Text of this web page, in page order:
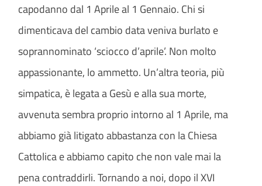
capodanno dal 1 Aprile al 1 Gennaio. Chi si
dimenticava del cambio data veniva burlato e
soprannominato ‘sciocco d’aprile’. Non molto
appassionante, lo ammetto. Un’altra teoria, più
simpatica, è legata a Gesù e alla sua morte,
avvenuta sembra proprio intorno al 1 Aprile, ma
abbiamo già litigato abbastanza con la Chiesa
Cattolica e abbiamo capito che non vale mai la
pena contraddirli. Tornando a noi, dopo il XVI